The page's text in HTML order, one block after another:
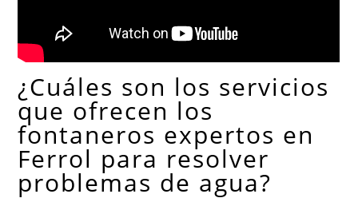
¿Cuáles son los servicios
que ofrecen los
fontaneros expertos en
Ferrol para resolver
problemas de agua?